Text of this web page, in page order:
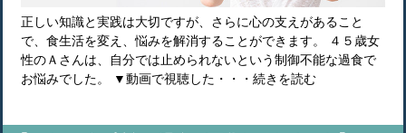
正しい知識と実践は大切ですが、さらに心の支えがあること
で、食生活を変え、悩みを解消することができます。 ４５歳女
性のＡさんは、自分では止められないという制御不能な過食で
お悩みでした。 ▼動画で視聴した・・・続きを読む